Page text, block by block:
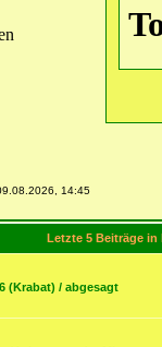
14:45
Letzte 5 Beiträge
(Krabat) / abgesagt